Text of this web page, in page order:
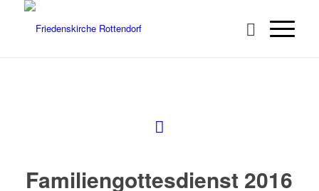
Familiengottesdienst 2016